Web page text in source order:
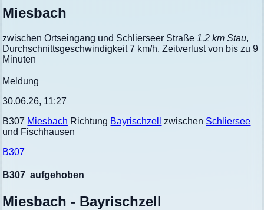
Miesbach
zwischen Ortseingang und Schlierseer Straße 1,2 km Stau,
Durchschnittsgeschwindigkeit 7 km/h, Zeitverlust von bis zu 9
Minuten
Meldung
30.06.26, 11:27
B307 Miesbach Richtung Bayrischzell zwischen Schliersee
und Fischhausen
B307
B307 aufgehoben
Miesbach - Bayrischzell